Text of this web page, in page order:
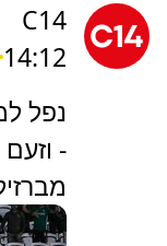
C14
14:12
נפל
-